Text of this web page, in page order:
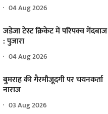
04 Aug 2026
जडेजा टेस्ट क्रिकेट में परिपक्व गेंदबाज
: पुजारा
04 Aug 2026
बुमराह की गैरमौजूदगी पर चयनकर्ता
नाराज
03 Aug 2026